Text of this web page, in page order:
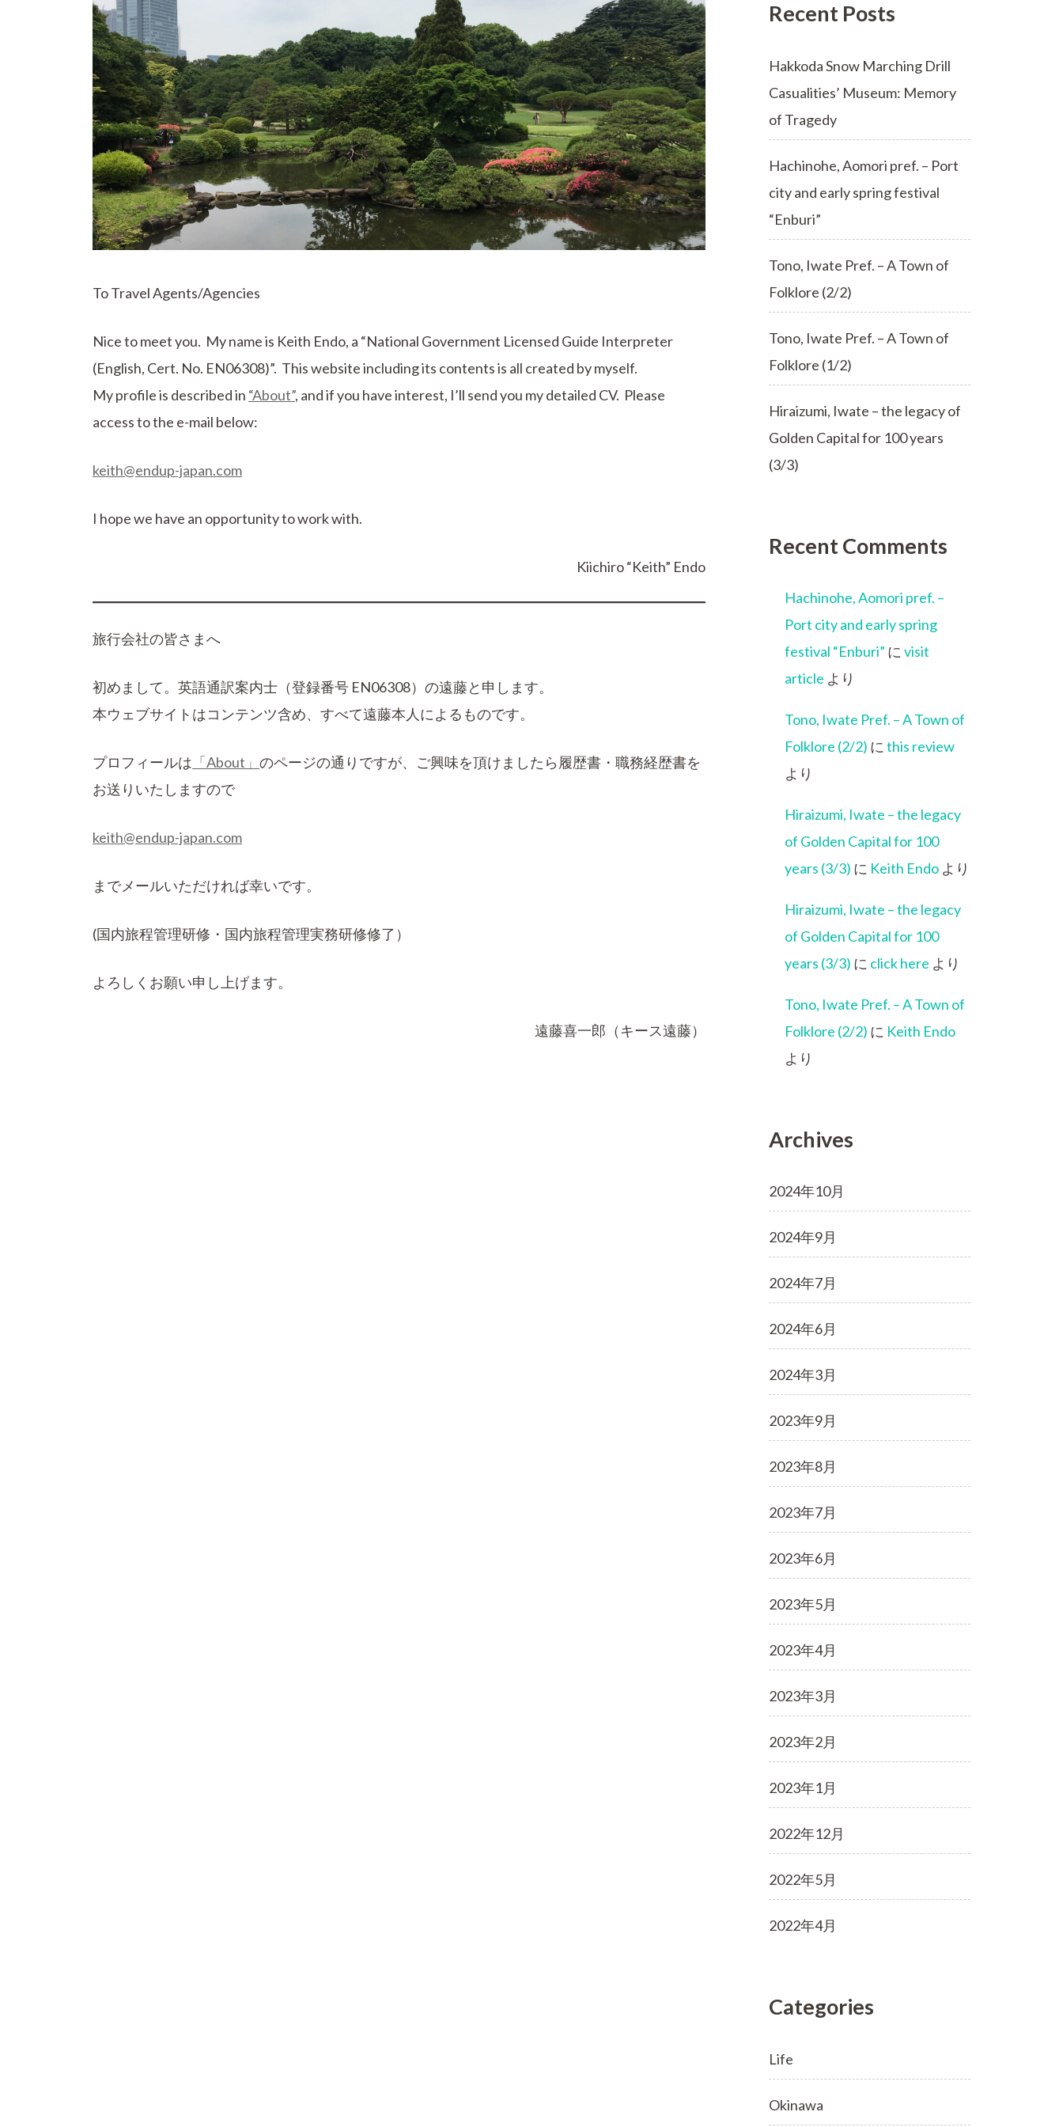
To Travel Agents/Agencies
Nice to meet you. My name is Keith Endo, a “National Government Licensed Guide Interpreter
(English, Cert. No. EN06308)”. This website including its contents is all created by myself.
My profile is described in “About”, and if you have interest, I’ll send you my detailed CV. Please
access to the e-mail below:
keith@endup-japan.com
I hope we have an opportunity to work with.
Kiichiro “Keith” Endo
旅行会社の皆さまへ
初めまして。英語通訳案内士（登録番号 EN06308）の遠藤と申します。
本ウェブサイトはコンテンツ含め、すべて遠藤本人によるものです。
プロフィールは 「About」 のページの通りですが、ご興味を頂けましたら履歴書・職務経歴書を
お送りいたしますので
keith@endup-japan.com
までメールいただければ幸いです。
(国内旅程管理研修・国内旅程管理実務研修修了）
よろしくお願い申し上げます。
遠藤喜一郎（キース遠藤）
Recent Posts
Hakkoda Snow Marching Drill
Casualities’ Museum: Memory
of Tragedy
Hachinohe, Aomori pref. – Port
city and early spring festival
“Enburi”
Tono, Iwate Pref. – A Town of
Folklore (2/2)
Tono, Iwate Pref. – A Town of
Folklore (1/2)
Hiraizumi, Iwate – the legacy of
Golden Capital for 100 years
(3/3)
Recent Comments
Hachinohe, Aomori pref. –
Port city and early spring
festival “Enburi” に visit
article より
Tono, Iwate Pref. – A Town of
Folklore (2/2) に this review
より
Hiraizumi, Iwate – the legacy
of Golden Capital for 100
years (3/3) に Keith Endo より
Hiraizumi, Iwate – the legacy
of Golden Capital for 100
years (3/3) に click here より
Tono, Iwate Pref. – A Town of
Folklore (2/2) に Keith Endo
より
Archives
2024年10月
2024年9月
2024年7月
2024年6月
2024年3月
2023年9月
2023年8月
2023年7月
2023年6月
2023年5月
2023年4月
2023年3月
2023年2月
2023年1月
2022年12月
2022年5月
2022年4月
Categories
Life
Okinawa